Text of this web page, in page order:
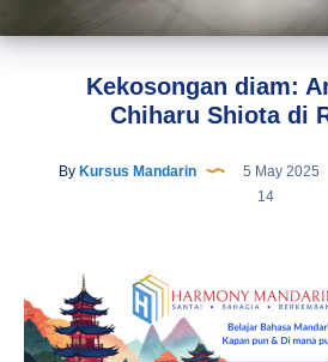
Kekosongan diam:
Chiharu Shiota di
By Kursus Mandarin 5 May 2025
14